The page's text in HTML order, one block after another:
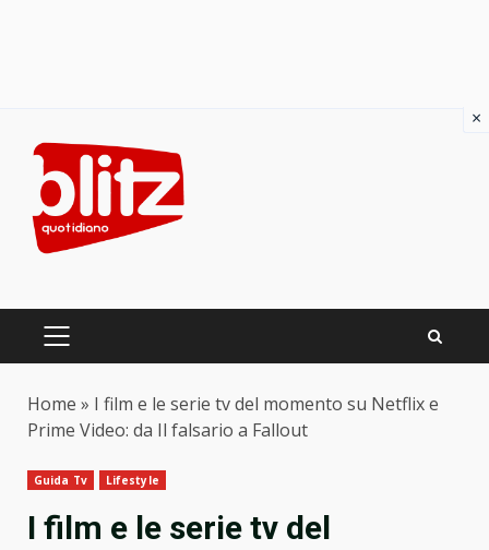
content
PRIMARY
Home » I film e le serie tv del momento su Netflix e
Prime Video: da Il falsario a Fallout
Guida Tv Lifestyle
I film e le serie tv del
×